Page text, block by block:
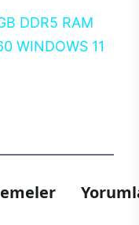
DDR5 RAM
WINDOWS 11